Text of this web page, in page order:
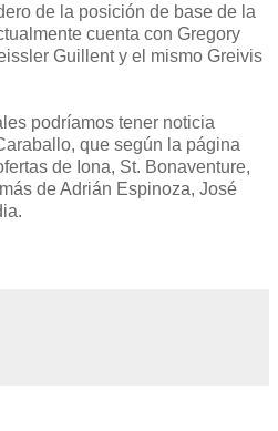
de la posición de base de la
cuenta con Gregory
Guillent y el mismo Greivis
podríamos tener noticia
que según la página
de Iona, St. Bonaventure,
de Adrián Espinoza, José